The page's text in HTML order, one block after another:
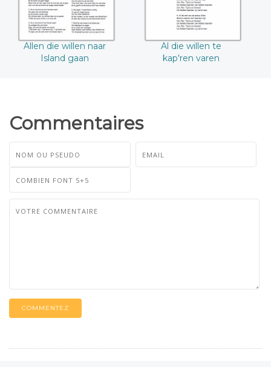
Allen die willen naar
Island gaan
Al die willen te
kap'ren varen
Commentaires
COMMENTEZ